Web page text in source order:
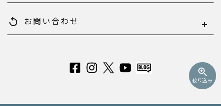
zoom_in
絞り込み
replay お問い合わせ